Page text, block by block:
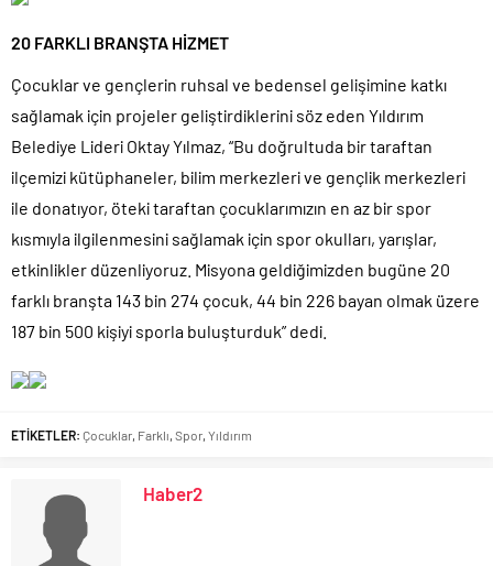
20 FARKLI BRANŞTA HİZMET
Çocuklar ve gençlerin ruhsal ve bedensel gelişimine katkı
sağlamak için projeler geliştirdiklerini söz eden Yıldırım
Belediye Lideri Oktay Yılmaz, “Bu doğrultuda bir taraftan
ilçemizi kütüphaneler, bilim merkezleri ve gençlik merkezleri
ile donatıyor, öteki taraftan çocuklarımızın en az bir spor
kısmıyla ilgilenmesini sağlamak için spor okulları, yarışlar,
etkinlikler düzenliyoruz. Misyona geldiğimizden bugüne 20
farklı branşta 143 bin 274 çocuk, 44 bin 226 bayan olmak üzere
187 bin 500 kişiyi sporla buluşturduk” dedi.
ETİKETLER: Çocuklar Farklı Spor Yıldırım
Haber2